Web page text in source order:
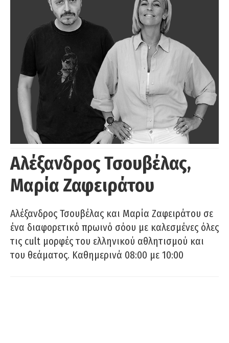
Αλέξανδρος Τσουβέλας,
Μαρία Ζαφειράτου
Αλέξανδρος Τσουβέλας και Μαρία Ζαφειράτου σε
ένα διαφορετικό πρωινό σόου με καλεσμένες όλες
τις cult μορφές του ελληνικού αθλητισμού και
του θεάματος. Καθημερινά 08:00 με 10:00